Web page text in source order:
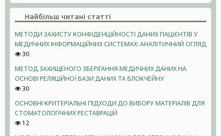
Найбільш читані статті
МЕТОДИ ЗАХИСТУ КОНФІДЕНЦІЙНОСТІ ДАНИХ ПАЦІЄНТІВ У
МЕДИЧНИХ ІНФОРМАЦІЙНИХ СИСТЕМАХ: АНАЛІТИЧНИЙ ОГЛЯД
30
МЕТОД ЗАХИЩЕНОГО ЗБЕРІГАННЯ МЕДИЧНИХ ДАНИХ НА
ОСНОВІ РЕЛЯЦІЙНОЇ БАЗИ ДАНИХ ТА БЛОКЧЕЙНУ
30
ОСНОВНІ КРИТЕРІАЛЬНІ ПІДХОДИ ДО ВИБОРУ МАТЕРІАЛІВ ДЛЯ
СТОМАТОЛОГІЧНИХ РЕСТАВРАЦІЙ
12